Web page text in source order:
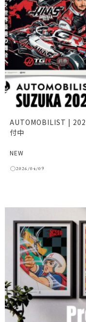
AUTOMOBILIST |
付中
NEW
2026/04/09